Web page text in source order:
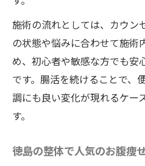
施術の流れとしては、カウン
の状態や悩みに合わせて施術
め、初心者や敏感な方でも安
です。腸活を続けることで、
調にも良い変化が現れるケー
す。
徳島の整体で人気のお腹痩